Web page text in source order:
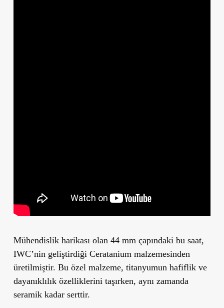
Mühendislik harikası olan 44 mm çapındaki bu saat,
IWC’nin geliştirdiği Ceratanium malzemesinden
üretilmiştir. Bu özel malzeme, titanyumun hafiflik ve
dayanıklılık özelliklerini taşırken, aynı zamanda
seramik kadar serttir.